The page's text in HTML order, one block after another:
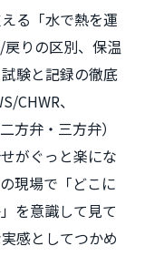
る「水で熱を運
りの区別、保温
験と記録の徹底
CHWR、
方弁・三方弁）
がぐっと楽にな
現場で「どこに
を意識して見て
感としてつかめ